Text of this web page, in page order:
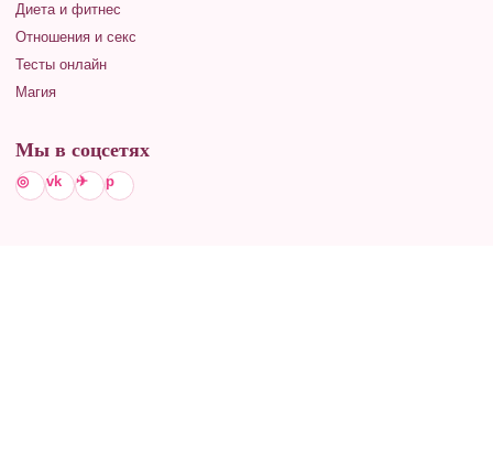
Диета и фитнес
Отношения и секс
Тесты онлайн
Магия
Мы в соцсетях
◎ vk ✈ p